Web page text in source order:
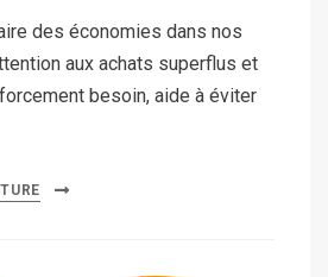
des économies dans nos
aux achats superflus et
besoin, aide à éviter